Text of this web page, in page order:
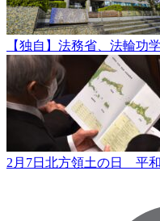
【独自】法務省、法輪
2月7日北方領土の日 平